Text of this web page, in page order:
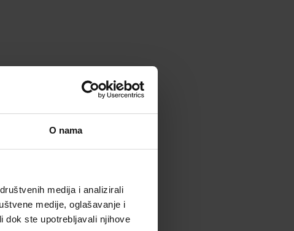
O nama
medija i analizirali
medije, oglašavanje i
dok ste upotrebljavali njihove